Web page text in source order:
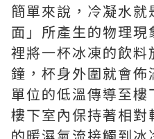
簡單來說，冷凝水
面」所產生的物理
裡將一杯冰凍的飲
鐘，杯身外圍就會
單位的低溫傳導至
樓下室內保持著相